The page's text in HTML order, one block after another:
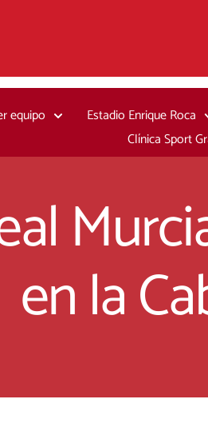
equipo Estadio Enrique Roca
Clínica Sport
en la